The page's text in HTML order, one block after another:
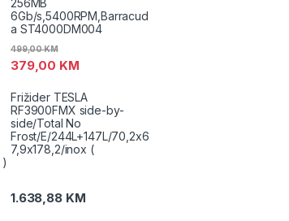
256MB
6Gb/s,5400RPM,Barracud
a ST4000DM004
379,00 KM
499,00KM
Frižider TESLA
RF3900FMX side-by-
side/Total No
Frost/E/244L+147L/70,2x6
7,9x178,2/inox (
1.638,88 KM